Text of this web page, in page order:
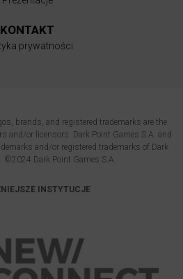
KONTAKT
prywatności
brands, and registered trademarks are the
and/or licensors. Dark Point Games S.A. and
and/or registered trademarks of Dark
©2024 Dark Point Games S.A.
INSTYTUCJE